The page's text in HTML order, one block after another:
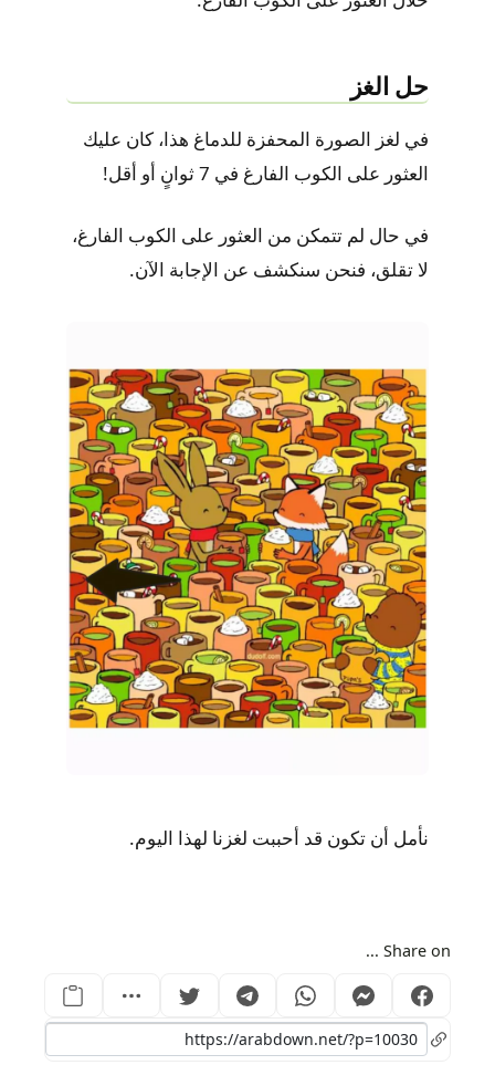
حل الغز
في لغز الصورة المحفزة للدماغ هذا، كان عليك
العثور على الكوب الفارغ في 7 ثوانٍ أو أقل!
في حال لم تتمكن من العثور على الكوب الفارغ،
لا تقلق، فنحن سنكشف عن الإجابة الآن.
نأمل أن تكون قد أحببت لغزنا لهذا اليوم.
Share on ...